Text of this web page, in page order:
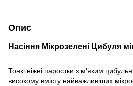
Опис
Насіння Мікрозелені Цибуля
Тонкі ніжні паростки з м'яким
високому вмісту найважливіших